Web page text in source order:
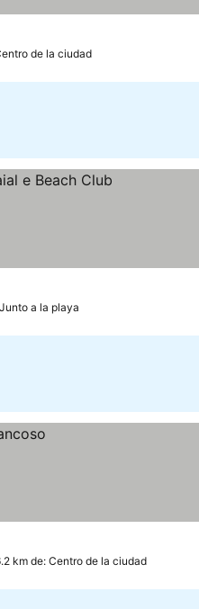
de la ciudad
Junto a la playa
km de: Centro de la ciudad